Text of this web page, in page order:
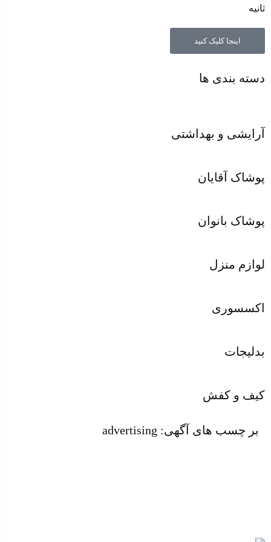
ثانیه
اینجا کلیک کنید
دسته بندی ها
آرایشی و بهداشتی
پوشاک آقایان
پوشاک بانوان
لوازم منزل
اکسسوری
بدلیجات
کیف و کفش
بر چسب های آگهی: advertising